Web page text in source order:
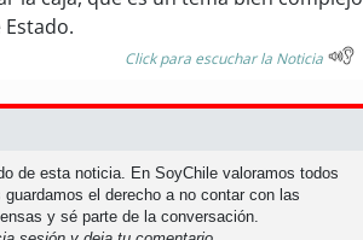
Click para escuchar la Noticia
de esta noticia. En SoyChile valoramos todos
el derecho a no contar con las
y sé parte de la conversación.